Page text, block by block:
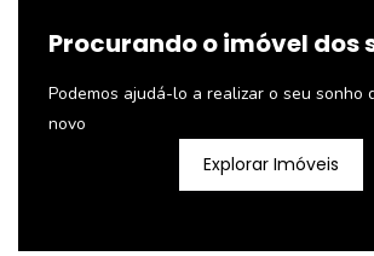
Procurando o imóvel dos
Podemos ajudá-lo a realizar o seu sonho
novo
Explorar Imóveis